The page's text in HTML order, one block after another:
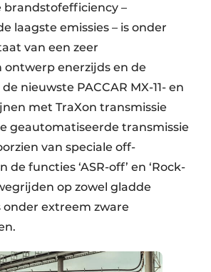
brandstofefficiency –
laagste emissies – is onder
van een zeer
ontwerp enerzijds en de
nieuwste PACCAR MX-11- en
met TraXon transmissie
geautomatiseerde transmissie
van speciale off-
de functies ‘ASR-off’ en ‘Rock-
op zowel gladde
extreem zware